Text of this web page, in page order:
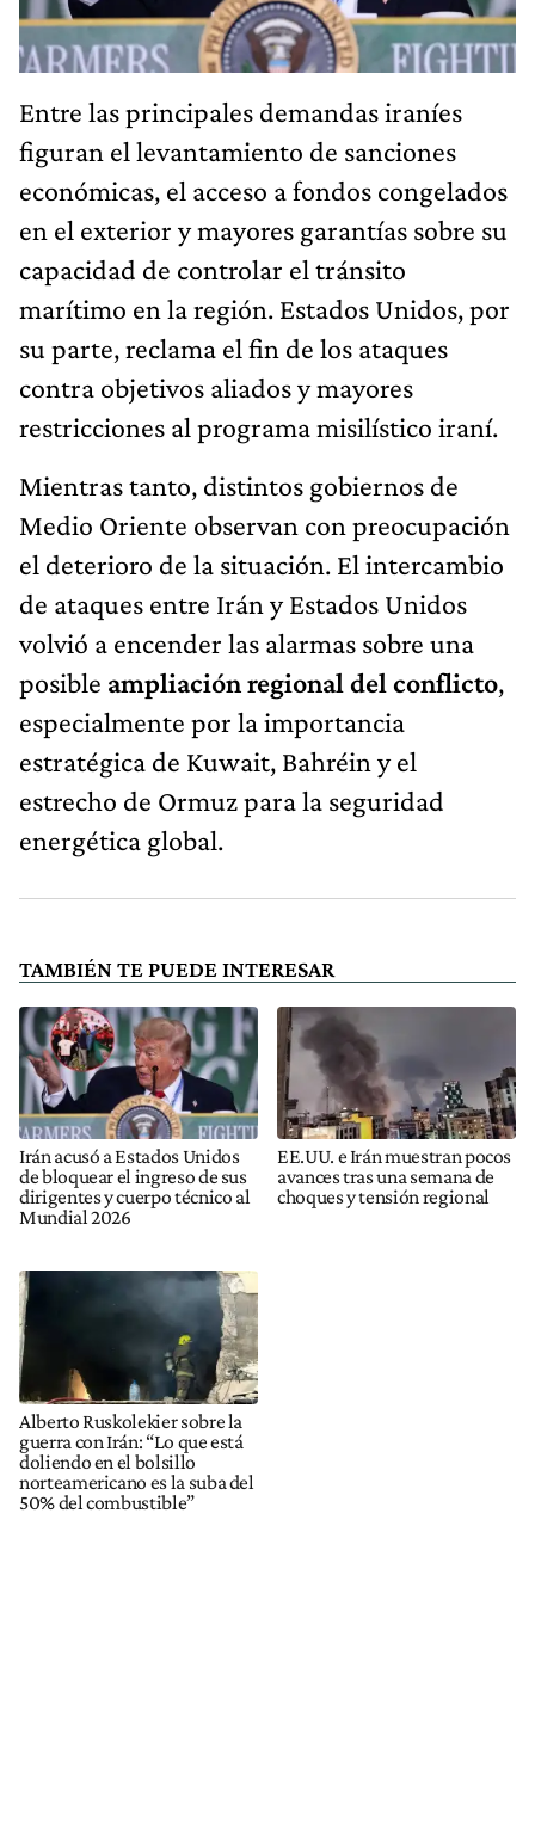
Entre las principales demandas iraníes
figuran el levantamiento de sanciones
económicas, el acceso a fondos congelados
en el exterior y mayores garantías sobre su
capacidad de controlar el tránsito
marítimo en la región. Estados Unidos, por
su parte, reclama el fin de los ataques
contra objetivos aliados y mayores
restricciones al programa misilístico iraní.
Mientras tanto, distintos gobiernos de
Medio Oriente observan con preocupación
el deterioro de la situación. El intercambio
de ataques entre Irán y Estados Unidos
volvió a encender las alarmas sobre una
posible ampliación regional del conflicto,
especialmente por la importancia
estratégica de Kuwait, Bahréin y el
estrecho de Ormuz para la seguridad
energética global.
TAMBIÉN TE PUEDE INTERESAR
Irán acusó a Estados Unidos
de bloquear el ingreso de sus
dirigentes y cuerpo técnico al
Mundial 2026
EE.UU. e Irán muestran pocos
avances tras una semana de
choques y tensión regional
Alberto Ruskolekier sobre la
guerra con Irán: “Lo que está
doliendo en el bolsillo
norteamericano es la suba del
50% del combustible”